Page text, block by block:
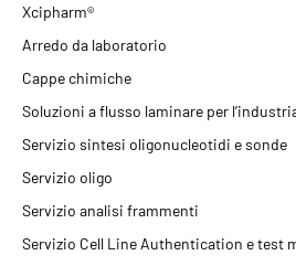
Xcipharm®
Arredo da laboratorio
Cappe chimiche
Soluzioni a flusso laminare per
Servizio sintesi oligonucleotidi e sonde
Servizio oligo
Servizio analisi frammenti
Servizio Cell Line Authentication e test